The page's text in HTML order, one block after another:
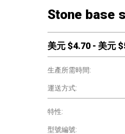
Stone base
美元 $4.70 - 美元 $
生產所需時間:
運送方式:
特性:
型號編號: